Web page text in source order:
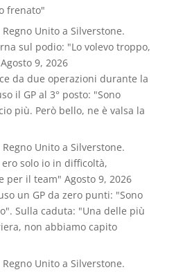
frenato"
Regno Unito a Silverstone.
sul podio: "Lo volevo troppo,
Agosto 9, 2026
da due operazioni durante la
il GP al 3° posto: "Sono
più. Però bello, ne è valsa la
Regno Unito a Silverstone.
ero solo io in difficoltà,
per il team" Agosto 9, 2026
un GP da zero punti: "Sono
Sulla caduta: "Una delle più
non abbiamo capito
Regno Unito a Silverstone.